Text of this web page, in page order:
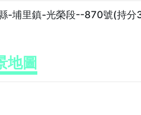
-埔里鎮-光榮段--870號(持
地圖